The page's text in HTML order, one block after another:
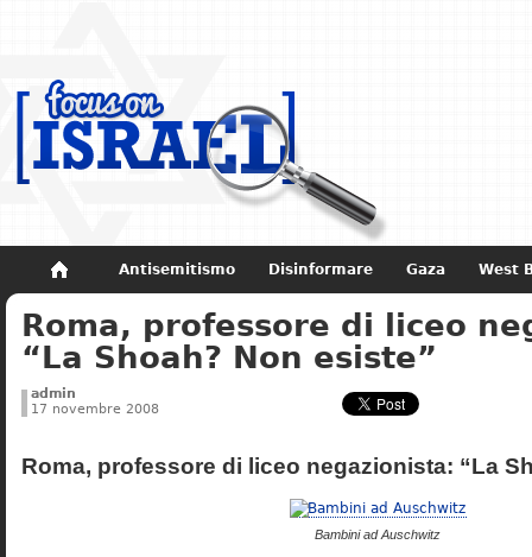
Antisemitismo Disinformare Gaza West
Non dimenticare Storia di Israele
Roma, professore di liceo
“La Shoah? Non esiste”
admin
17 novembre 2008
Roma, professore di liceo negazionista: “La
Bambini ad Auschwitz